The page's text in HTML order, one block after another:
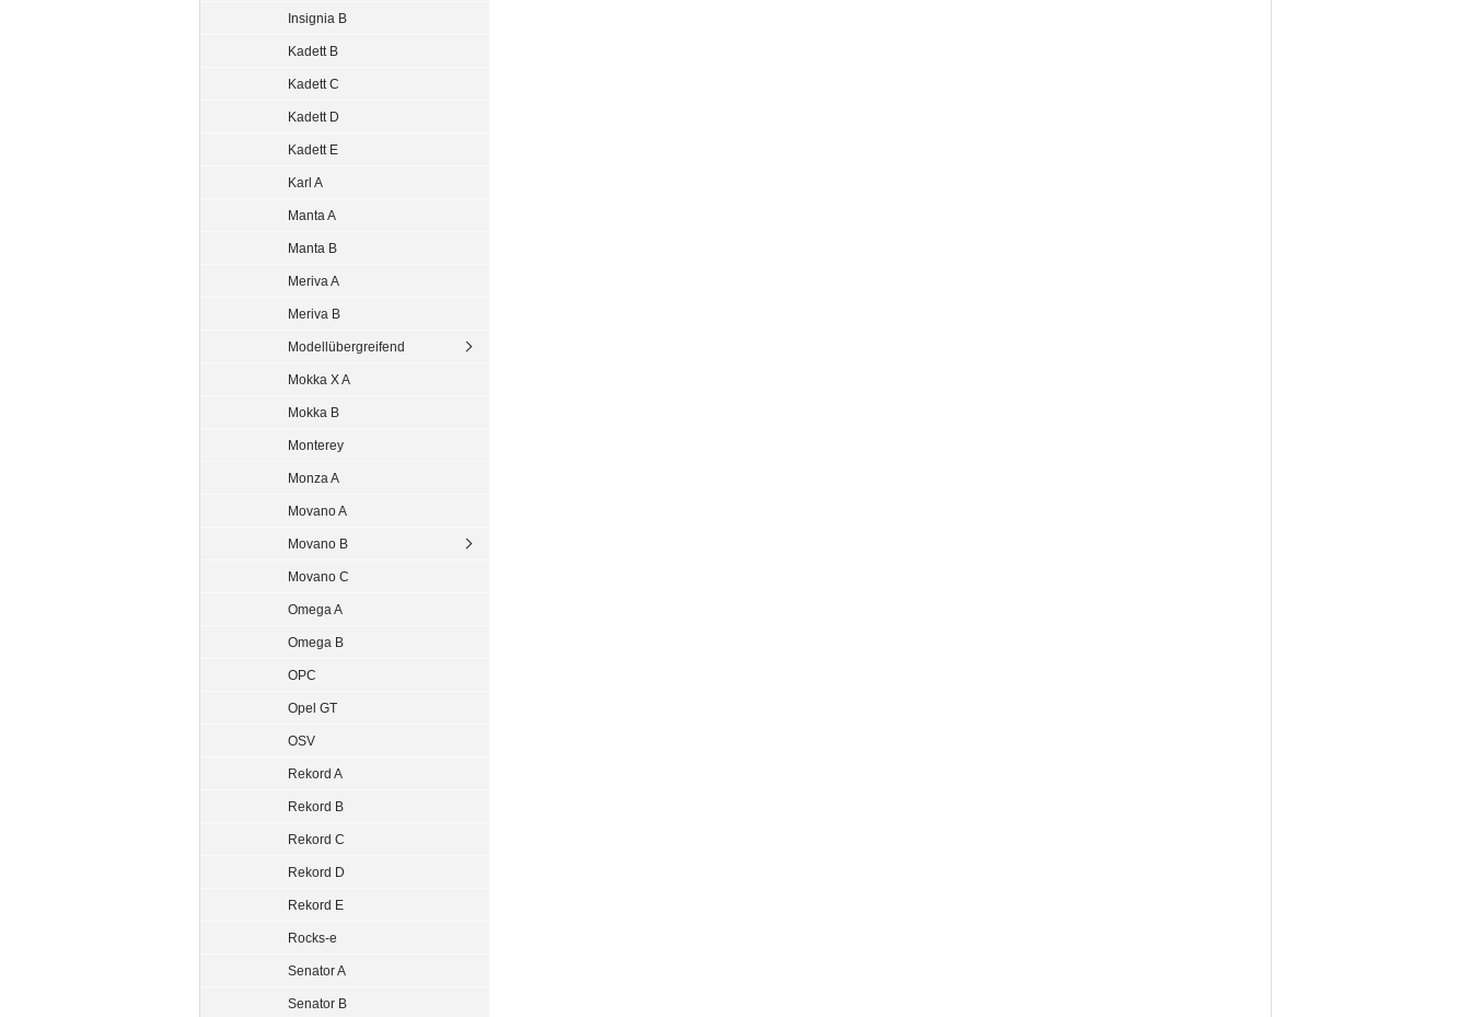
Insignia B
Kadett B
Kadett C
Kadett D
Kadett E
Karl A
Manta A
Manta B
Meriva A
Meriva B
Modellübergreifend
Mokka X A
Mokka B
Monterey
Monza A
Movano A
Movano B
Movano C
Omega A
Omega B
OPC
Opel GT
OSV
Rekord A
Rekord B
Rekord C
Rekord D
Rekord E
Rocks-e
Senator A
Senator B